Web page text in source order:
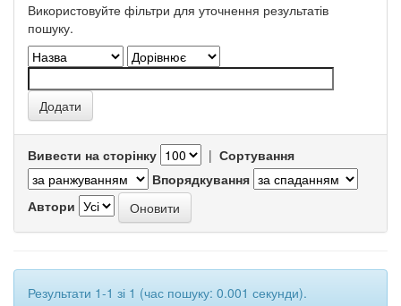
Використовуйте фільтри для уточнення результатів
пошуку.
Вивести на сторінку | Сортування
Впорядкування
Автори
Результати 1-1 зі 1 (час пошуку: 0.001 секунди).